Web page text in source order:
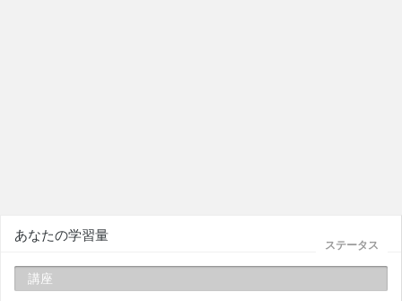
ステータス
あなたの学習量
講座